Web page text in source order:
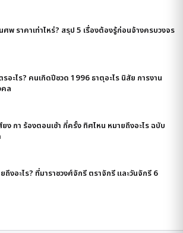
ศพ ราคาเท่าไหร่? สรุป 5 เรื่องต้องรู้ก่อนจ้างครบวงจร
อะไร? คนเกิดปีชวด 1996 ธาตุอะไร นิสัย การงาน
ล
ยง กา ร้องตอนเช้า กี่ครั้ง ทิศไหน หมายถึงอะไร ฉบับ
ถึงอะไร? ที่มาราชวงศ์จักรี ตราจักรี และวันจักรี 6